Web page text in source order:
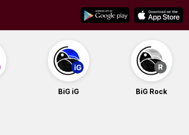
BiG iG BiG Rock